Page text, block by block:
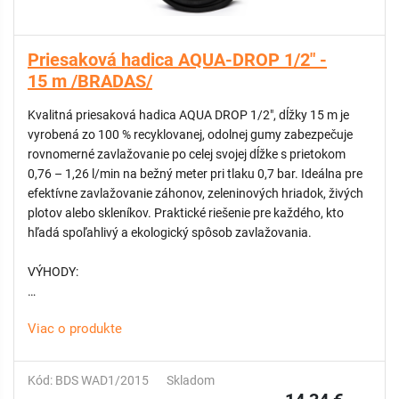
Priesaková hadica AQUA-DROP 1/2" -
15 m /BRADAS/
Kvalitná priesaková hadica AQUA DROP 1/2", dĺžky 15 m je
vyrobená zo 100 % recyklovanej, odolnej gumy zabezpečuje
rovnomerné zavlažovanie po celej svojej dĺžke s prietokom
0,76 – 1,26 l/min na bežný meter pri tlaku 0,7 bar. Ideálna pre
efektívne zavlažovanie záhonov, zeleninových hriadok, živých
plotov alebo skleníkov. Praktické riešenie pre každého, kto
hľadá spoľahlivý a ekologický spôsob zavlažovania.
VÝHODY:
Voda presakuje plynulo po celej dĺžke hadice, čím sa zabezpečí
adaptérom s rýchlospojkami
Viac o produkte
Kód: BDS WAD1/2015 Skladom